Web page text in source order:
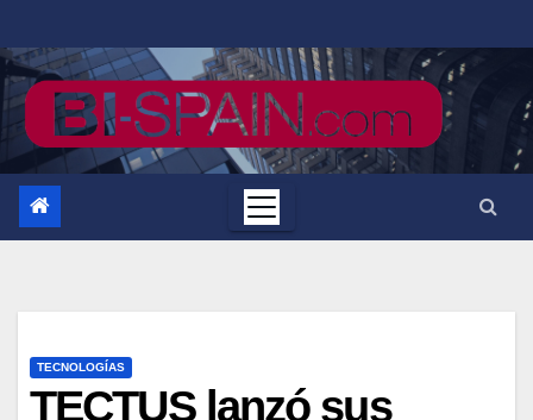
al
contenido
TECNOLOGÍAS
TECTUS lanzó sus